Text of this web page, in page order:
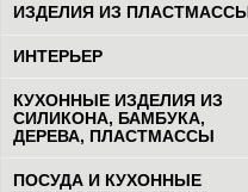
ИЗДЕЛИЯ ИЗ ПЛАСТМАССЫ
ИНТЕРЬЕР
КУХОННЫЕ ИЗДЕЛИЯ ИЗ
СИЛИКОНА, БАМБУКА,
ДЕРЕВА, ПЛАСТМАССЫ
ПОСУДА И КУХОННЫЕ